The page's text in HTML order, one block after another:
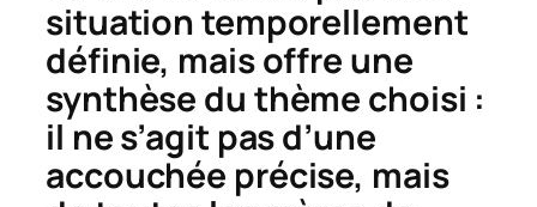
situation temporellement
définie, mais offre une
synthèse du thème choisi :
il ne s’agit pas d’une
accouchée précise, mais